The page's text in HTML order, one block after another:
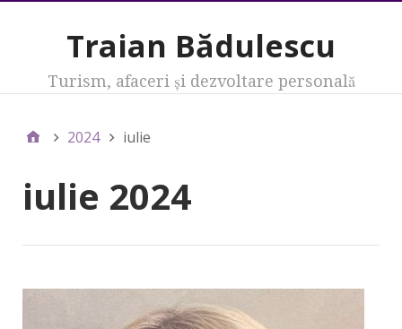
Traian Bădulescu
Turism, afaceri şi dezvoltare personală
2024 iulie
iulie 2024